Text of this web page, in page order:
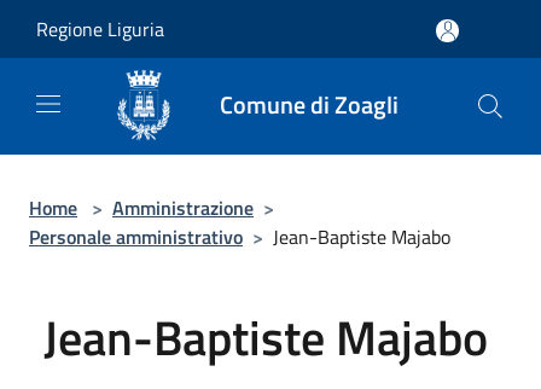
Regione Liguria
Comune di Zoagli
Home > Amministrazione >
Personale amministrativo > Jean-Baptiste Majabo
Jean-Baptiste Majabo